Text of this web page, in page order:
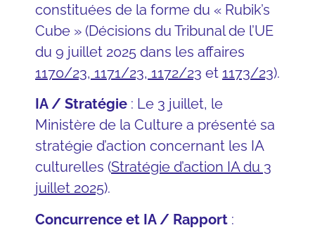
constituées de la forme du « Rubik’s
Cube » (Décisions du Tribunal de l’UE
du 9 juillet 2025 dans les affaires
1170/23, 1171/23, 1172/23 et 1173/23).
IA / Stratégie : Le 3 juillet, le
Ministère de la Culture a présenté sa
stratégie d’action concernant les IA
culturelles (Stratégie d’action IA du 3
juillet 2025).
Concurrence et IA / Rapport :